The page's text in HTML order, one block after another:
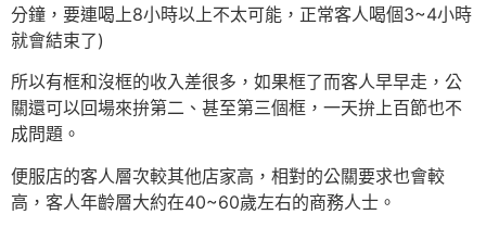
分鐘，要連喝上8小時以上不太可能，正常客人喝個3~4小時
就會結束了)
所以有框和沒框的收入差很多，如果框了而客人早早走，公
關還可以回場來拚第二、甚至第三個框，一天拚上百節也不
成問題。
便服店的客人層次較其他店家高，相對的公關要求也會較
高，客人年齡層大約在40~60歲左右的商務人士。